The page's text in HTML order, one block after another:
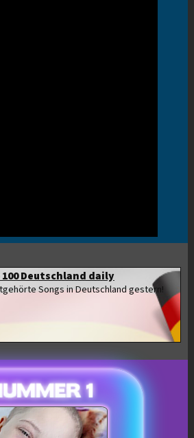
Deutschland daily
Songs in Deutschland gestern!